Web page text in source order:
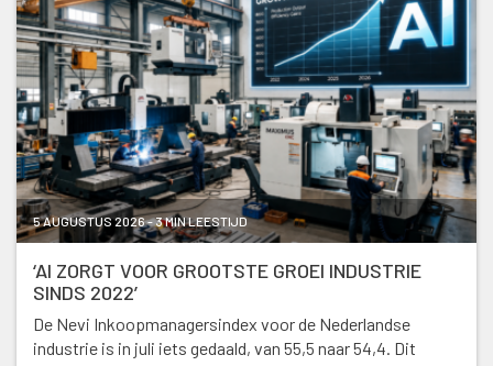
5 AUGUSTUS 2026 - 3 MIN LEESTIJD
‘AI ZORGT VOOR GROOTSTE GROEI INDUSTRIE
SINDS 2022’
De Nevi Inkoopmanagersindex voor de Nederlandse
industrie is in juli iets gedaald, van 55,5 naar 54,4. Dit